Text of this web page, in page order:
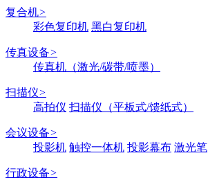
复合机>
彩色复印机 黑白复印机
传真设备>
传真机（激光/碳带/喷墨）
扫描仪>
高拍仪 扫描仪（平板式/馈纸式）
会议设备>
投影机 触控一体机 投影幕布 激光笔
行政设备>